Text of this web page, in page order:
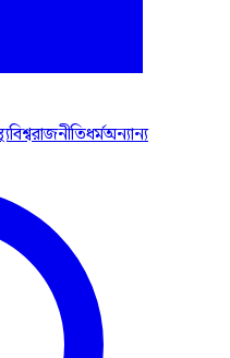
বিশ্বরাজনীতিধর্মঅন্যান্য